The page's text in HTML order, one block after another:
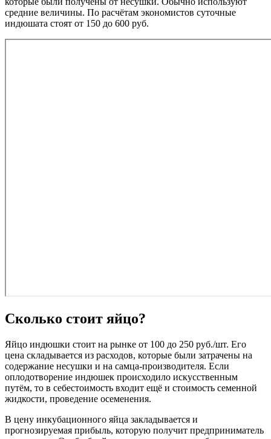
средние величины. По расчётам экономистов суточные
индюшата стоят от 150 до 600 руб.
Сколько стоит яйцо?
Яйцо индюшки стоит на рынке от 100 до 250 руб./шт. Его
цена складывается из расходов, которые были затрачены на
содержание несушки и на самца-производителя. Если
оплодотворение индюшек происходило искусственным
путём, то в себестоимость входит ещё и стоимость семенной
жидкости, проведение осеменения.
В цену инкубационного яйца закладывается и
прогнозируемая прибыль, которую получит предприниматель